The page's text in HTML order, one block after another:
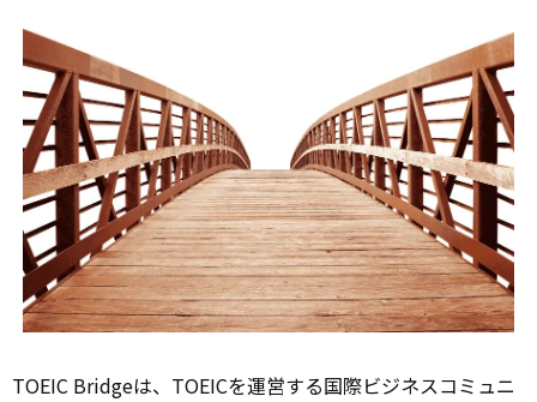
TOEIC Bridgeは、TOEICを運営する国際ビジネスコミュニ